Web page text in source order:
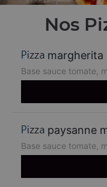
Nos
margherita
Base sauce tomate,
paysanne
Base sauce tomate,